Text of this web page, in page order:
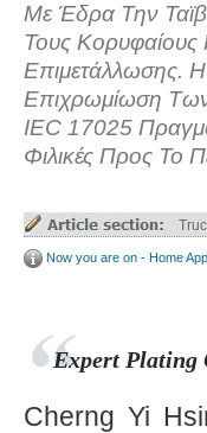
Με Έδρα Την
Τους Κορυφαίους
Επιμετάλλωσης.
Επιχρωμίωση Των
IEC 17025
Φιλικές Προς Το
Now you are on - Home
Expert Plating
Cherng Yi